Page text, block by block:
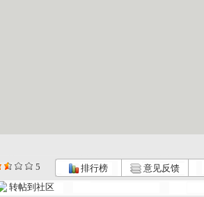
5 排行榜 意见反馈
转帖到社区